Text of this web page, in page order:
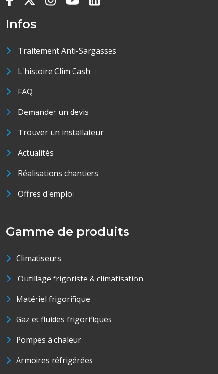
Infos
Traitement Anti-Sargasses
L'histoire Clim Cash
FAQ
Demander un devis
Trouver un installateur
Actualités
Réalisations chantiers
Offres d'emploi
Gamme de produits
Climatiseurs
Outillage frigoriste & climatisation
Matériel frigorifique
Gaz et fluides frigorifiques
Pompes à chaleur
Armoires réfrigérées